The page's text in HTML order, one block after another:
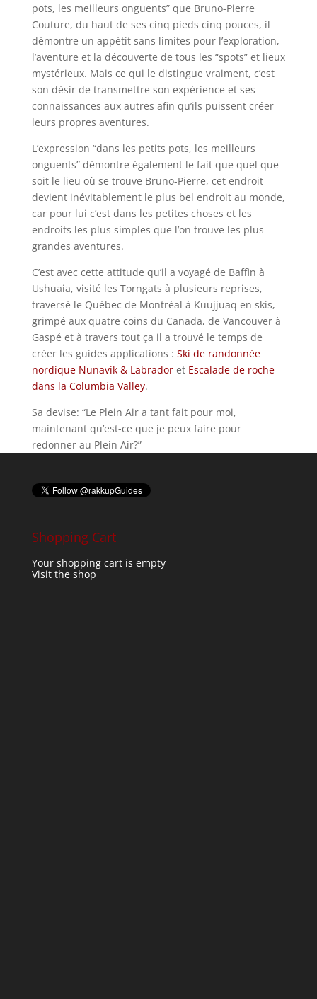
pots, les meilleurs onguents” que Bruno-Pierre
Couture, du haut de ses cinq pieds cinq pouces, il
démontre un appétit sans limites pour l’exploration,
l’aventure et la découverte de tous les “spots” et lieux
mystérieux. Mais ce qui le distingue vraiment, c’est
son désir de transmettre son expérience et ses
connaissances aux autres afin qu’ils puissent créer
leurs propres aventures.
L’expression “dans les petits pots, les meilleurs
onguents” démontre également le fait que quel que
soit le lieu où se trouve Bruno-Pierre, cet endroit
devient inévitablement le plus bel endroit au monde,
car pour lui c’est dans les petites choses et les
endroits les plus simples que l’on trouve les plus
grandes aventures.
C’est avec cette attitude qu’il a voyagé de Baffin à
Ushuaia, visité les Torngats à plusieurs reprises,
traversé le Québec de Montréal à Kuujjuaq en skis,
grimpé aux quatre coins du Canada, de Vancouver à
Gaspé et à travers tout ça il a trouvé le temps de
créer les guides applications : Ski de randonnée
nordique Nunavik & Labradoret Escalade de roche
dans la Columbia Valley.
Sa devise: “Le Plein Air a tant fait pour moi,
maintenant qu’est-ce que je peux faire pour
redonner au Plein Air?”
Shopping Cart
Your shopping cart is empty
Visit the shop